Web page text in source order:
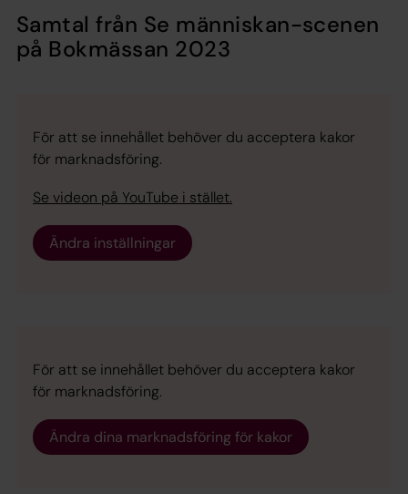
Samtal från Se människan-scenen
på Bokmässan 2023
För att se innehållet behöver du acceptera kakor
för marknadsföring.
Se videon på YouTube i stället.
Ändra inställningar
För att se innehållet behöver du acceptera kakor
för marknadsföring.
Ändra dina marknadsföring för kakor